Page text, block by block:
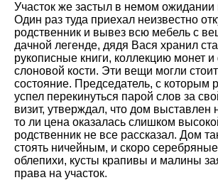
Участок же застыл в немом ожидании
Один раз туда приехал неизвестно
родственник и вывез всю мебель с
дачной легенде, дядя Вася хранил
рукописные книги, коллекцию монет и
слоновой кости. Эти вещи могли
состояние. Председатель, с которым
успел перекинуться парой слов за
визит, утверждал, что дом выставлен
то ли цена оказалась слишком
родственник не все рассказал. Дом
стоять ничейным, и скоро серебряные
облепихи, кусты крапивы и малины
права на участок.